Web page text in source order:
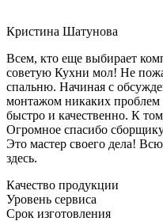
Кристина Шатунова
Всем, кто еще выбирает
советую Кухни мол! Не
спальню. Начиная с
монтажом никаких проблем
быстро и качественно. К
Огромное спасибо
Это мастер своего дела!
здесь.
Качество продукции
Уровень сервиса
Срок изготовления